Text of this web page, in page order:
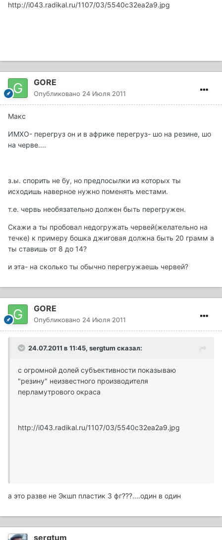
http://i043.radikal.ru/1107/03/5540c32ea2a9.jpg
GORE
Опубликовано 24 Июля 2011
Макс
ИМХО- перегруз он и в африке перегруз- шо на резине, шо
на черве....
з.ы. спорить не бу, но предпосылки из которых ты
исходишь наверное нужно поменять местами.
т.е. червь необязательно должен быть перегружен.
Скажи а ты пробовал недогружать червей(желательно на
течке) к примеру бошка джиговая должна быть 20 грамм а
ты ставишь от 8 до 14?
и эта- на сколько ты обычно перегружаешь червей?
GORE
Опубликовано 24 Июля 2011
24.07.2011 в 11:45, sergtum сказал:
с огромной долей субъективности показываю
"резину" неизвестного производителя
перламутрового окраса
http://i043.radikal.ru/1107/03/5540c32ea2a9.jpg
а это разве не Экшп пластик 3 фг???....один в один
sergtum